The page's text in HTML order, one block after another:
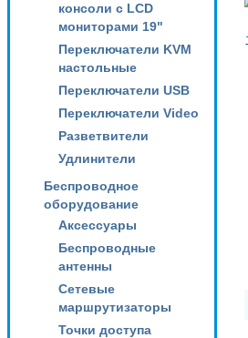
консоли с LCD
мониторами 19"
Переключатели KVM
настольные
Переключатели USB
Переключатели Video
Разветвители
Удлинители
Беспроводное
оборудование
Аксессуары
Беспроводные
антенны
Сетевые
маршрутизаторы
Точки доступа